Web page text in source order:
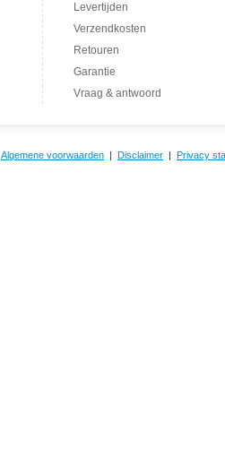
Levertijden
Verzendkosten
Retouren
Garantie
Vraag & antwoord
Algemene voorwaarden | Disclaimer | Privacy